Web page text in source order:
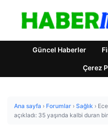
Güncel Haberler
Çerez
Ana sayfa › Forumlar › Sağlık ›
açıkladı: 35 yaşında kalbi duran